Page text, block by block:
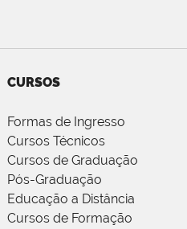
CURSOS
Formas de Ingresso
Cursos Técnicos
Cursos de Graduação
Pós-Graduação
Educação a Distância
Cursos de Formação